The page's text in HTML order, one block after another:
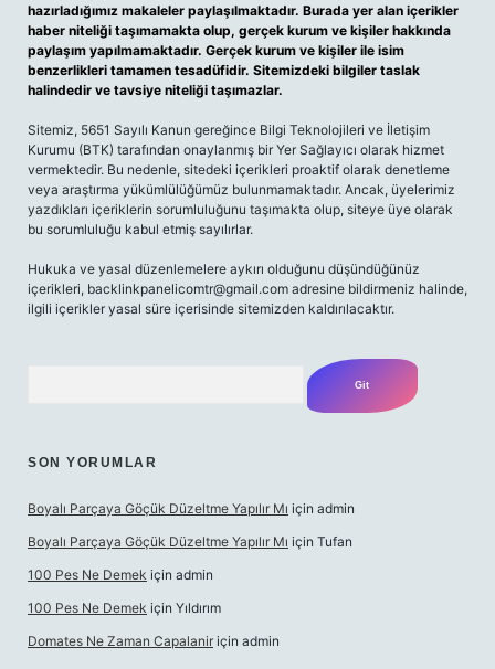
hazırladığımız makaleler paylaşılmaktadır. Burada yer alan içerikler
haber niteliği taşımamakta olup, gerçek kurum ve kişiler hakkında
paylaşım yapılmamaktadır. Gerçek kurum ve kişiler ile isim
benzerlikleri tamamen tesadüfidir. Sitemizdeki bilgiler taslak
halindedir ve tavsiye niteliği taşımazlar.
Sitemiz, 5651 Sayılı Kanun gereğince Bilgi Teknolojileri ve İletişim
Kurumu (BTK) tarafından onaylanmış bir Yer Sağlayıcı olarak hizmet
vermektedir. Bu nedenle, sitedeki içerikleri proaktif olarak denetleme
veya araştırma yükümlülüğümüz bulunmamaktadır. Ancak, üyelerimiz
yazdıkları içeriklerin sorumluluğunu taşımakta olup, siteye üye olarak
bu sorumluluğu kabul etmiş sayılırlar.
Hukuka ve yasal düzenlemelere aykırı olduğunu düşündüğünüz
içerikleri, backlinkpanelicomtr@gmail.com adresine bildirmeniz halinde,
ilgili içerikler yasal süre içerisinde sitemizden kaldırılacaktır.
SON YORUMLAR
Boyalı Parçaya Göçük Düzeltme Yapılır Mı için admin
Boyalı Parçaya Göçük Düzeltme Yapılır Mı için Tufan
100 Pes Ne Demek için admin
100 Pes Ne Demek için Yıldırım
Domates Ne Zaman Capalanir için admin